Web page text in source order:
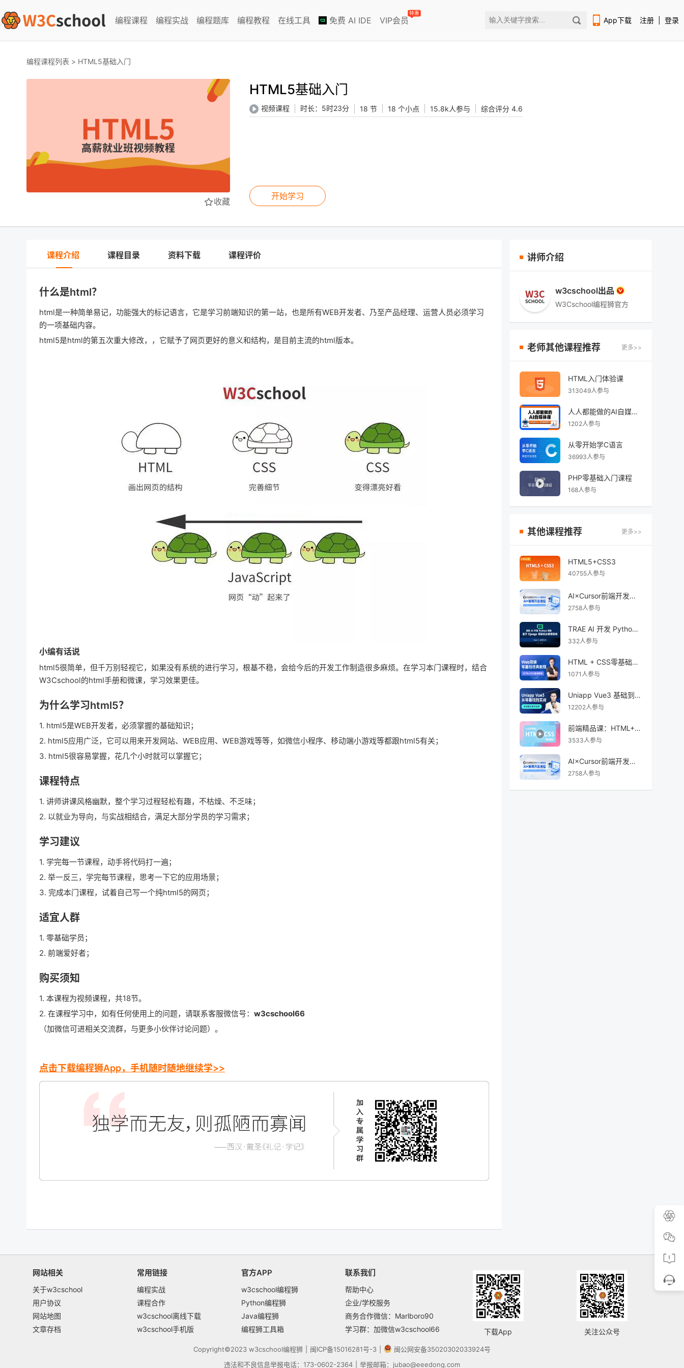
编程课程 编程实战 编程题库 编程教程 在线工具 免费 AI IDE VIP会员
特惠
App下载 注册 登录
编程课程列表 > HTML5基础入门
收藏
HTML5基础入门
视频课程 时长： 5时23分 18 节 18 个小点 15.8k人参与 综合评分 4.6
开始学习
课程介绍 课程目录 资料下载 课程评价
什么是html？
html是一种简单易记，功能强大的标记语言，它是学习前端知识的第一站，也是所有WEB开发者、乃至产品经理、运营人员必须学习
的一项基础内容。
html5是html的第五次重大修改，，它赋予了网页更好的意义和结构，是目前主流的html版本。
小编有话说
html5很简单，但千万别轻视它，如果没有系统的进行学习，根基不稳，会给今后的开发工作制造很多麻烦。在学习本门课程时，结合
W3Cschool的html手册和微课，学习效果更佳。
为什么学习html5？
1. html5是WEB开发者，必须掌握的基础知识；
2. html5应用广泛，它可以用来开发网站、WEB应用、WEB游戏等等，如微信小程序、移动端小游戏等都跟html5有关；
3. html5很容易掌握，花几个小时就可以掌握它；
课程特点
1. 讲师讲课风格幽默，整个学习过程轻松有趣，不枯燥、不乏味；
2. 以就业为导向，与实战相结合，满足大部分学员的学习需求；
学习建议
1. 学完每一节课程，动手将代码打一遍；
2. 举一反三，学完每节课程，思考一下它的应用场景；
3. 完成本门课程，试着自己写一个纯html5的网页；
适宜人群
1. 零基础学员；
2. 前端爱好者；
购买须知
1. 本课程为视频课程，共18节。
2. 在课程学习中，如有任何使用上的问题，请联系客服微信号： w3cschool66
（加微信可进相关交流群，与更多小伙伴讨论问题）。
点击下载编程狮App，手机随时随地继续学>>
讲师介绍
w3cschool出品
W3Cschool编程狮官方
老师其他课程推荐 更多>>
HTML入门体验课
313049人参与
人人都能做的AI自媒体课
1202人参与
从零开始学C语言
36993人参与
PHP零基础入门课程
168人参与
其他课程推荐 更多>>
HTML5+CSS3
40755人参与
AI×Cursor前端开发：零基础学HTML5·CSS3·JavaScript到高级项目实战
2758人参与
TRAE AI 开发 Python Django 后台管理系统
332人参与
HTML + CSS零基础经典教程系列
1071人参与
Uniapp Vue3 基础到实战
12202人参与
前端精品课：HTML+CSS入门
3533人参与
AI×Cursor前端开发：零基础学HTML5·CSS3·JavaScript到高级项目实战
2758人参与
网站相关
关于w3cschool
用户协议
网站地图
文章存档
常用链接
编程实战
课程合作
w3cschool离线下载
w3cschool手机版
官方APP
w3cschool编程狮
Python编程狮
Java编程狮
编程狮工具箱
联系我们
帮助中心
企业/学校服务
商务合作微信：Marlboro90
学习群：加微信w3cschool66
下载App 关注公众号
Copyright©2023 w3cschool编程狮 闽ICP备15016281号-3
闽公网安备35020302033924号
违法和不良信息举报电话：173-0602-2364
举报邮箱：jubao@eeedong.com